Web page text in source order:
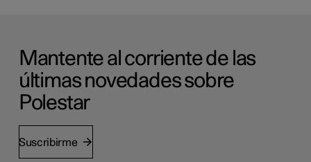
Mantente al corriente de las
últimas novedades sobre
Polestar
Suscribirme